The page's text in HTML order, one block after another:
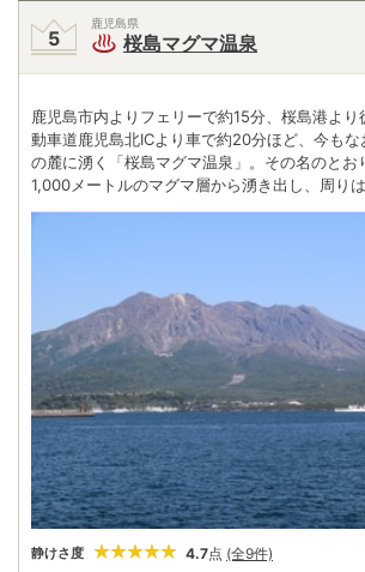
鹿児島県
桜島マグマ温泉
鹿児島市内よりフェリーで約15分、桜島港より
動車道鹿児島北ICより車で約20分ほど、今も
の麓に湧く「桜島マグマ温泉」。その名のとお
1,000メートルのマグマ層から湧き出し、周り
いる。錦江湾に面し、夜はライトアップされた
の足湯が開設され、旅の疲れを癒しながら一休
う。
静けさ度 4.7点 (全9件)